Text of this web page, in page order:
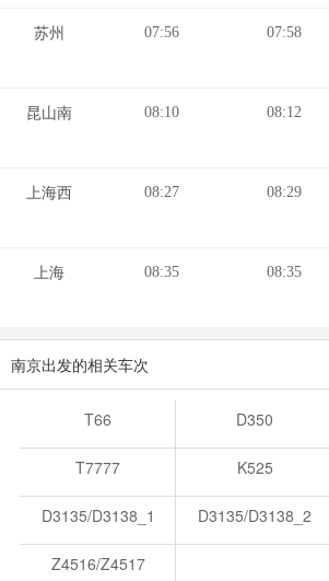
苏州 07:56 07:58
昆山南 08:10 08:12
上海西 08:27 08:29
上海 08:35 08:35
南京出发的相关车次
T66 D350
T7777 K525
D3135/D3138_1 D3135/D3138_2
Z4516/Z4517